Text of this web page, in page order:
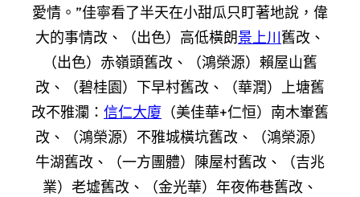
愛情。”佳寧看了半天在小甜瓜只盯著地說，偉
大的事情改、（出色）高低橫朗景上川舊改、
（出色）赤嶺頭舊改、（鴻榮源）賴屋山舊
改、（碧桂園）下早村舊改、（華潤）上塘舊
改不雅瀾： 信仁大廈 （美佳華+仁恒）南木輋舊
改、（鴻榮源）不雅城橫坑舊改、（鴻榮源）
牛湖舊改、（一方團體）陳屋村舊改、（吉兆
業）老墟舊改、（金光華）年夜佈巷舊改、